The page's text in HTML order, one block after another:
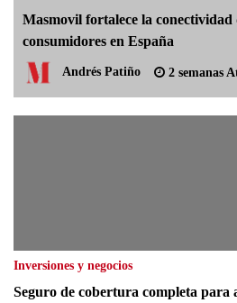
Masmovil fortalece la
consumidores en España
Andrés Patiño 2 semanas
Inversiones y negocios
Seguro de cobertura completa para